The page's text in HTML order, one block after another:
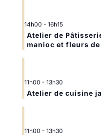
14h00 - 16h15
Atelier de
manioc et fleurs
11h00 - 13h30
Atelier de cuisine
11h00 - 13h30